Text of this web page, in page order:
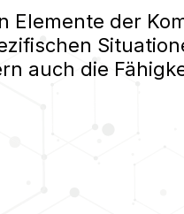
Elemente der
auch die